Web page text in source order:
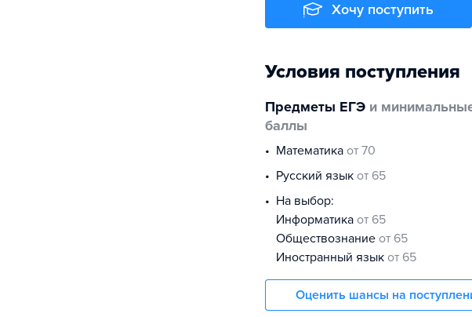
Хочу поступить
Условия поступления
Предметы ЕГЭ и
баллы
математика от 70
русский язык от 65
На выбор:
информатика от 65
обществознание от 65
иностранный язык от 65
Оценить шансы на